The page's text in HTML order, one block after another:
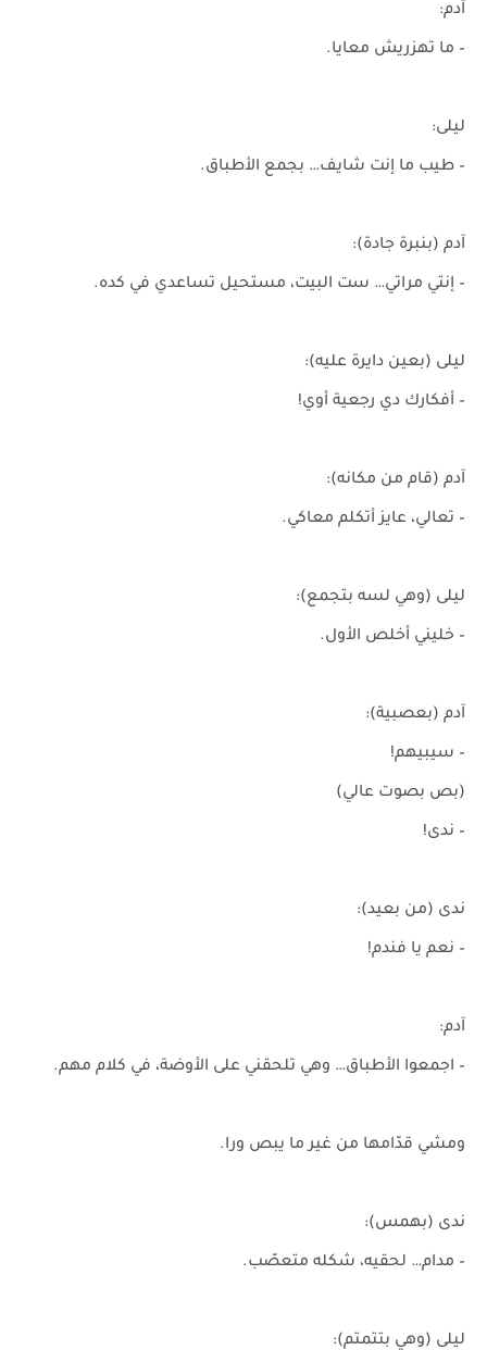
آدم:
– ما تهزريش معايا.
ليلى:
– طيب ما إنت شايف… بجمع الأطباق.
آدم (بنبرة جادة):
– إنتي مراتي… ست البيت، مستحيل تساعدي في كده.
ليلى (بعين دايرة عليه):
– أفكارك دي رجعية أوي!
آدم (قام من مكانه):
– تعالي، عايز أتكلم معاكي.
ليلى (وهي لسه بتجمع):
– خليني أخلص الأول.
آدم (بعصبية):
– سيبيهم!
(بص بصوت عالي)
– ندى!
ندى (من بعيد):
– نعم يا فندم!
آدم:
– اجمعوا الأطباق… وهي تلحقني على الأوضة، في كلام مهم.
ومشي قدّامها من غير ما يبص ورا.
ندى (بهمس):
– مدام… لحقيه، شكله متعصّب.
ليلى (وهي بتتمتم):